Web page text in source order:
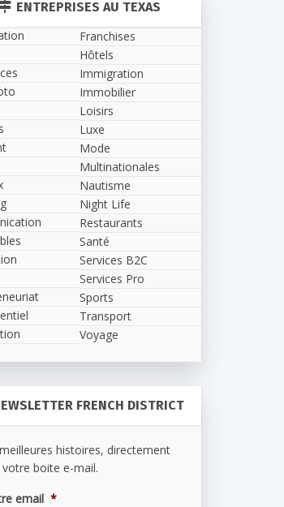
ENTREPRISES AU TEXAS
Franchises
Hôtels
Immigration
Immobilier
Loisirs
Luxe
Mode
Multinationales
Nautisme
Night Life
Restaurants
Santé
Services B2C
Services Pro
Sports
Transport
Voyage
FRENCH DISTRICT
histoires, directement
votre boite e-mail.
email *